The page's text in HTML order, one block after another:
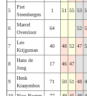
5
Piet
Steenbergen
1 51 55 53
6
Marcel
Oversloot
64 52
7
Leo
Krijgsman
40 48 52 47
8
Hans de
Jong
17 46 47
9
Henk
Kraayenbos
71 50 51 48